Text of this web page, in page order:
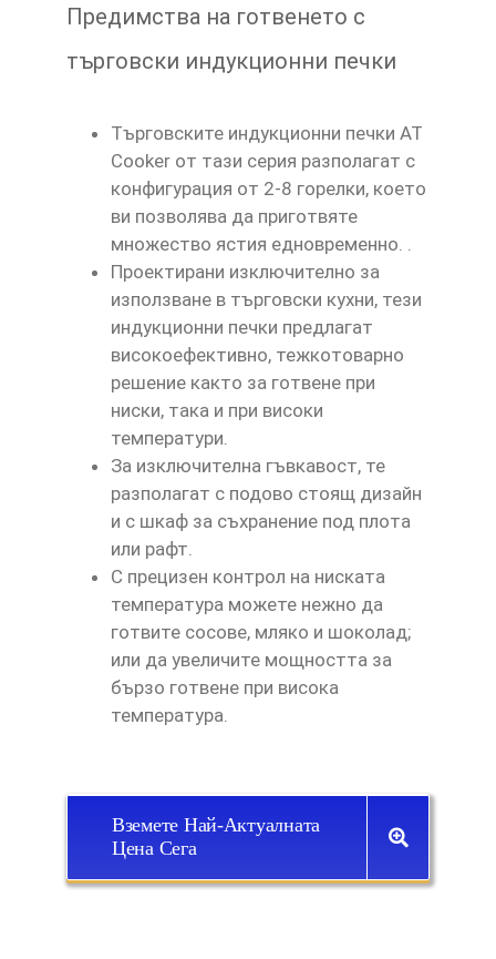
Предимства на готвенето с
търговски индукционни печки
Търговските индукционни печки AT
Cooker от тази серия разполагат с
конфигурация от 2‑8 горелки, което
ви позволява да приготвяте
множество ястия едновременно. .
Проектирани изключително за
използване в търговски кухни, тези
индукционни печки предлагат
високоефективно, тежкотоварно
решение както за готвене при
ниски, така и при високи
температури.
За изключителна гъвкавост, те
разполагат с подово стоящ дизайн
и с шкаф за съхранение под плота
или рафт.
С прецизен контрол на ниската
температура можете нежно да
готвите сосове, мляко и шоколад;
или да увеличите мощността за
бързо готвене при висока
температура.
Вземете Най-Актуалната
Цена Сега